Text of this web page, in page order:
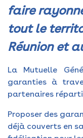
faire
tout le
Réunion et
La Mutuelle
garanties à
partenaires
Proposer des
déjà couverts en